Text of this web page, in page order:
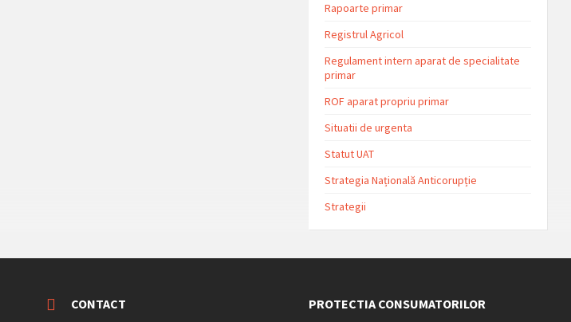
Rapoarte primar
Registrul Agricol
Regulament intern aparat de specialitate
primar
ROF aparat propriu primar
Situatii de urgenta
Statut UAT
Strategia Națională Anticorupție
Strategii
CONTACT PROTECTIA CONSUMATORILOR